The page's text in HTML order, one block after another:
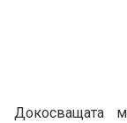
Докосващата